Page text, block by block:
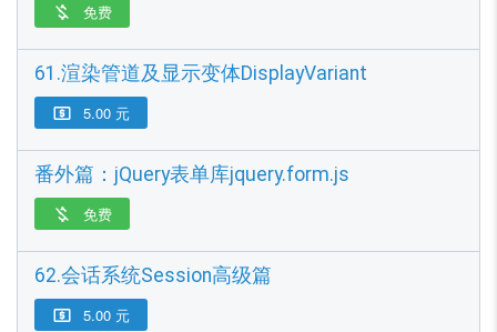
 免费
61.渲染管道及显示变体DisplayVariant
 5.00 元
番外篇：jQuery表单库jquery.form.js
 免费
62.会话系统Session高级篇
 5.00 元